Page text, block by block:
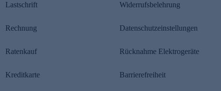
Lastschrift
Rechnung
Ratenkauf
Kreditkarte
Widerrufsbelehrung
Datenschutzeinstellungen
Rücknahme Elektrogeräte
Barrierefreiheit